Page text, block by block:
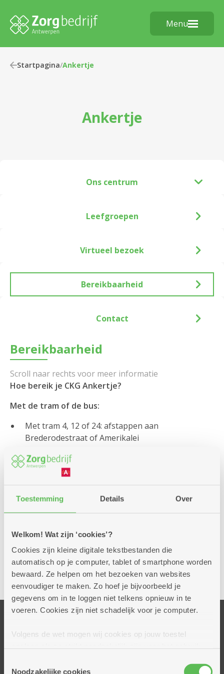
Toestemming Details Over
Welkom! Wat zijn ‘cookies’?
Cookies zijn kleine digitale tekstbestanden die
automatisch op je computer, tablet of smartphone worden
bewaard. Ze helpen om het bezoeken van websites
eenvoudiger te maken. Zo hoef je bijvoorbeeld je
gegevens om in te loggen niet telkens opnieuw in te
voeren. Cookies zijn niet schadelijk voor je computer.
Volgens de wet mogen wij cookies op jouw toestel
cookies hebben we jouw toestemming nodig. Sommige
Noodzakelijke cookies
Menu
Startpagina/Ankertje
Ankertje
Ons centrum
Leefgroepen
Virtueel bezoek
Bereikbaarheid
Bereikbaarheid
Hoe bereik je CKG Ankertje?
Met de tram of de bus:
Met tram 4, 12 of 24: afstappen aan
Brederodestraat of Amerikalei
Met bus 23 of 500: afstappen aan
Brederodestraat of Amerikalei
Met de auto:
Ankertje
2018 Antwerpen
Contact
Onze centra
Ankertje